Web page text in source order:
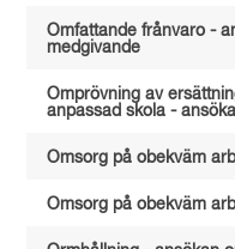
Omfattande frånvaro -
medgivande
Omprövning av
anpassad skola -
Omsorg på obekväm
Omsorg på obekväm